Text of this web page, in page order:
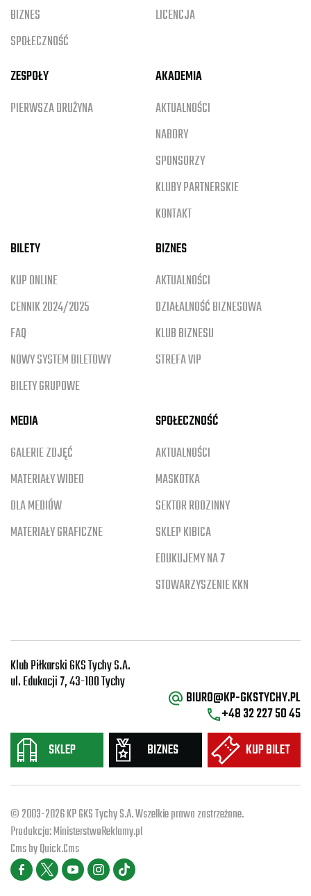
BIZNES
SPOŁECZNOŚĆ
LICENCJA
ZESPOŁY
PIERWSZA DRUŻYNA
AKADEMIA
AKTUALNOŚCI
NABORY
SPONSORZY
KLUBY PARTNERSKIE
KONTAKT
BILETY
KUP ONLINE
CENNIK 2024/2025
FAQ
NOWY SYSTEM BILETOWY
BILETY GRUPOWE
BIZNES
AKTUALNOŚCI
DZIAŁALNOŚĆ BIZNESOWA
KLUB BIZNESU
STREFA VIP
MEDIA
GALERIE ZDJĘĆ
MATERIAŁY WIDEO
DLA MEDIÓW
MATERIAŁY GRAFICZNE
SPOŁECZNOŚĆ
AKTUALNOŚCI
MASKOTKA
SEKTOR RODZINNY
SKLEP KIBICA
EDUKUJEMY NA 7
STOWARZYSZENIE KKN
Klub Piłkarski GKS Tychy S.A.
ul. Edukacji 7, 43-100 Tychy
SKLEP BIZNES KUP BILET
BIURO@KP-GKSTYCHY.PL
+48 32 227 50 45
© 2003-2026 KP GKS Tychy S.A. Wszelkie prawa zastrzeżone.
Produkcja:MinisterstwoReklamy.pl
Cms byQuick.Cms